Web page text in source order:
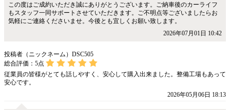
この度はご成約いただき誠にありがとうございます。ご納車後のカーライフ
もスタッフ一同サポートさせていただきます。ご不明点等ございましたらお
気軽にご連絡くださいませ。今後とも宜しくお願い致します。
2026年07月01日 10:42
投稿者（ニックネーム）DSC505
総合評価： 5点
従業員の皆様がとても話しやすく、安心して購入出来ました。整備工場もあって
安心です。
2026年05月06日 18:13